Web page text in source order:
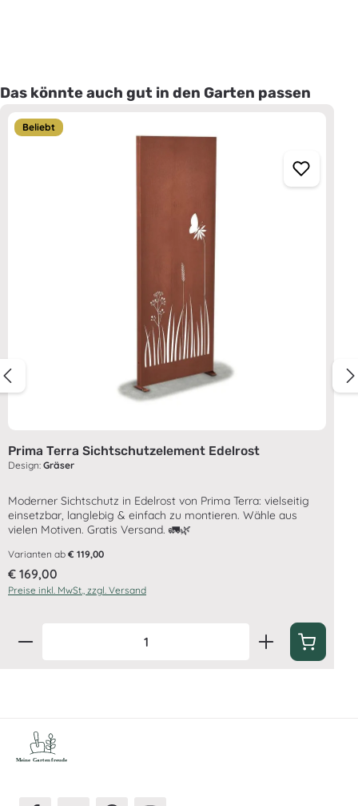
Produktgalerie überspringen
Das könnte auch gut in den Garten passen
Beliebt
Prima Terra Sichtschutzelement Edelrost
Design:Gräser
Moderner Sichtschutz in Edelrost von Prima Terra: vielseitig
einsetzbar, langlebig & einfach zu montieren. Wähle aus
vielen Motiven. Gratis Versand. 🚛🌿
Varianten ab € 119,00
Regulärer Preis:
€ 169,00
Preise inkl. MwSt., zzgl. Versand
Produkt Anzahl: Gib den gewünschten Wert ein